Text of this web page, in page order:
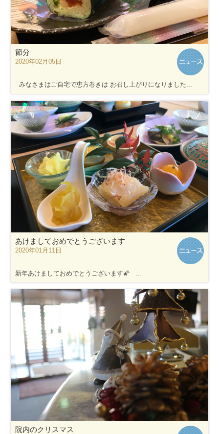
節分
2020年02月05日
みなさまはご自宅で恵方巻きは お召し上がりになりました...
あけましておめでとうございます
2020年01月11日
新年あけましておめでとうございます🌠 ...
院内のクリスマス